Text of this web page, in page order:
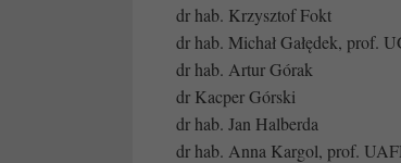
dr hab. Krzysztof Fokt
dr hab. Michał Gałędek, prof.
dr hab. Artur Górak
dr Kacper Górski
dr hab. Jan Halberda
dr hab. Anna Kargol, prof.